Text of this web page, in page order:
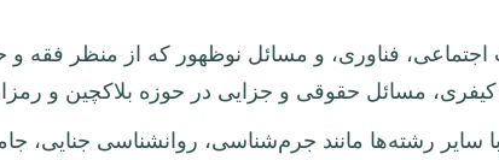
اجتماعی، فناوری، و مسائل نوظهور که از منظر فقه و
مسائل حقوقی و جزایی در حوزه بلاکچین و
سایر رشته‌ها مانند جرم‌شناسی، روانشناسی جنایی،